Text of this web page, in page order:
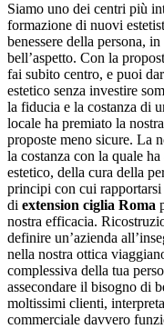
Siamo uno dei centri più
formazione di nuovi
benessere della persona,
bell’aspetto. Con la
fai subito centro, e puoi
estetico senza investire
la fiducia e la costanza di
locale ha premiato la
proposte meno sicure. La
la costanza con la quale
estetico, della cura della
principi con cui
di extension ciglia Roma
nostra efficacia.
definire un’azienda
nella nostra ottica
complessiva della tua
assecondare il bisogno di
moltissimi clienti,
commerciale davvero